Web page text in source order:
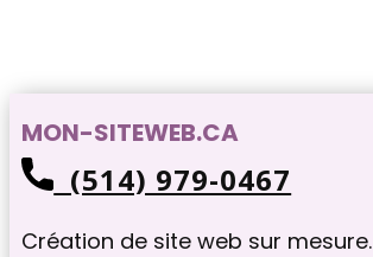
MON-SITEWEB.CA
(514) 979-0467
Création de site web sur mesure.